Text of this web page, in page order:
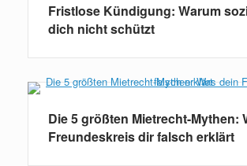
Fristlose Kündigung: Warum
dich nicht schützt
Die 5 größten Mietrecht-Mythen:
Freundeskreis dir falsch erklärt